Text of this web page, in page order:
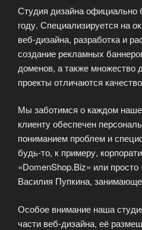
Студия дизайна официально
году. Специализируется на
веб-дизайна, разработка и
создание рекламных
доменов, а также множество
проекты отличаются
Мы заботимся о каждом
клиенту обеспечен
пониманием проблем и
будь-то, к примеру,
«DomenShop.Biz» или просто
Василия Пупкина,
Особое внимание наша
части веб-дизайна, её